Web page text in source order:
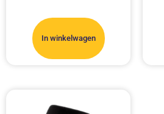
In winkelwagen